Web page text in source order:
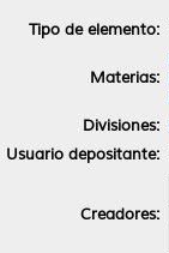
Tipo de elemento:
Materias:
Divisiones:
Usuario depositante:
Creadores: